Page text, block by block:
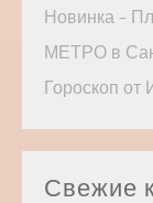
Новинка –
МЕТРО в
Гороскоп от
Свежие